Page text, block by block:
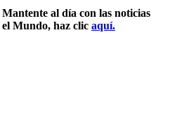
Mantente al día con las noticias
Mundo, haz clic aquí.